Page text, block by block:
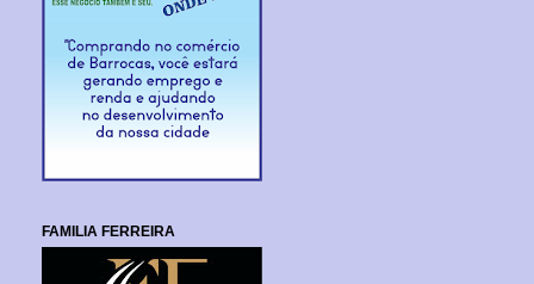
FAMILIA FERREIRA